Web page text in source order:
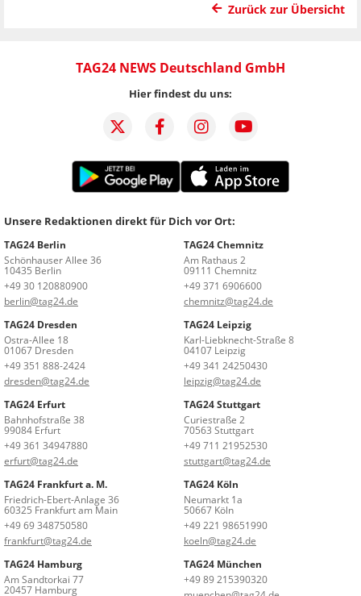
Zurück zur Übersicht
TAG24 NEWS Deutschland GmbH
Hier findest du uns:
Unsere Redaktionen direkt für Dich vor Ort:
TAG24 Berlin
Schönhauser Allee 36
10435 Berlin
+49 30 120880900
berlin@tag24.de
TAG24 Chemnitz
Am Rathaus 2
09111 Chemnitz
+49 371 6906600
chemnitz@tag24.de
TAG24 Dresden
Ostra-Allee 18
01067 Dresden
+49 351 888-2424
dresden@tag24.de
TAG24 Leipzig
Karl-Liebknecht-Straße 8
04107 Leipzig
+49 341 24250430
leipzig@tag24.de
TAG24 Erfurt
Bahnhofstraße 38
99084 Erfurt
+49 361 34947880
erfurt@tag24.de
TAG24 Stuttgart
Curiestraße 2
70563 Stuttgart
+49 711 21952530
stuttgart@tag24.de
TAG24 Frankfurt a. M.
Friedrich-Ebert-Anlage 36
60325 Frankfurt am Main
+49 69 348750580
frankfurt@tag24.de
TAG24 Köln
Neumarkt 1a
50667 Köln
+49 221 98651990
koeln@tag24.de
TAG24 Hamburg
Am Sandtorkai 77
20457 Hamburg
TAG24 München
+49 89 215390320